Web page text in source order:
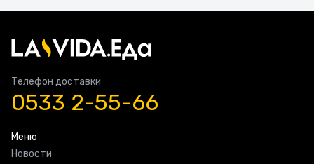
Телефон доставки
0533 2-55-66
Меню
Новости